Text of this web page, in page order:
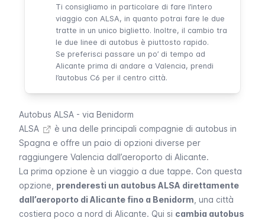
Ti consigliamo in particolare di fare l’intero
viaggio con ALSA, in quanto potrai fare le due
tratte in un unico biglietto. Inoltre, il cambio tra
le due linee di autobus è piuttosto rapido.
Se preferisci passare un po’ di tempo ad
Alicante prima di andare a Valencia, prendi
l’autobus C6 per il centro città.
Autobus ALSA - via Benidorm
ALSA
è una delle principali compagnie di autobus in
Spagna e offre un paio di opzioni diverse per
raggiungere Valencia dall’aeroporto di Alicante.
La prima opzione è un viaggio a due tappe. Con questa
opzione, prenderesti un autobus ALSA direttamente
dall’aeroporto di Alicante fino a Benidorm , una città
costiera poco a nord di Alicante. Qui si cambia autobus